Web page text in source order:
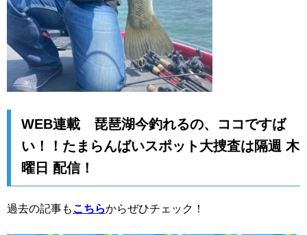
WEB連載 琵琶湖今釣れるの、ココですば
い！！たまらんばいスポット大捜査は隔週 木
曜日 配信！
過去の記事もこちらからぜひチェック！